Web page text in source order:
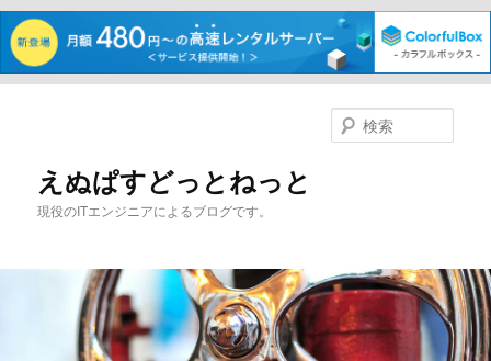
えぬぱすどっとねっと
現役のITエンジニアによるブログです。
索